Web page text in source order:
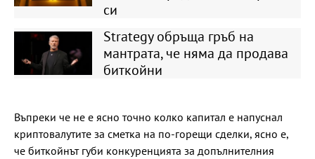
си
Strategy обръща гръб на
мантрата, че няма да продава
биткойни
Въпреки че не е ясно точно колко капитал е напуснал
криптовалутите за сметка на по-горещи сделки, ясно е,
че биткойнът губи конкуренцията за допълнителния